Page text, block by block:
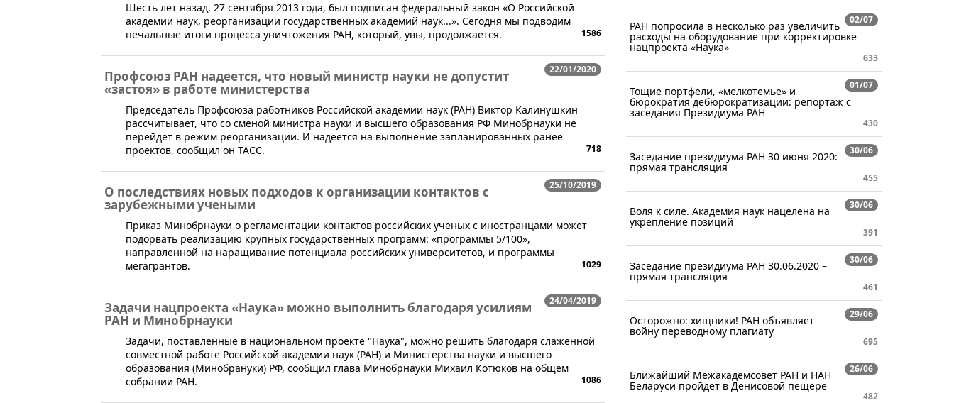
Шесть лет назад, 27 сентября 2013 года, был подписан федеральный закон «О Российской
академии наук, реорганизации государственных академий наук...». Сегодня мы подводим
печальные итоги процесса уничтожения РАН, который, увы, продолжается.
1586
22/01/2020
Профсоюз РАН надеется, что новый министр науки не допустит
«застоя» в работе министерства
​Председатель Профсоюза работников Российской академии наук (РАН) Виктор Калинушкин
рассчитывает, что со сменой министра науки и высшего образования РФ Минобрнауки не
перейдет в режим реорганизации. И надеется на выполнение запланированных ранее
проектов, сообщил он ТАСС.
718
25/10/2019
О последствиях новых подходов к организации контактов с
зарубежными учеными
​Приказ Минобрнауки о регламентации контактов российских ученых с иностранцами может
подорвать реализацию крупных государственных программ: «программы 5/100»,
направленной на наращивание потенциала российских университетов, и программы
мегагрантов.
1029
24/04/2019
Задачи нацпроекта «Наука» можно выполнить благодаря усилиям
РАН и Минобрнауки
​Задачи, поставленные в национальном проекте "Наука", можно решить благодаря слаженной
совместной работе Российской академии наук (РАН) и Министерства науки и высшего
образования (Минобрануки) РФ, сообщил глава Минобрнауки Михаил Котюков на общем
собрании РАН.
1086
02/07
РАН попросила в несколько раз увеличить
расходы на оборудование при корректировке
нацпроекта «Наука»
633
01/07
Тощие портфели, «мелкотемье» и
бюрократия дебюрократизации: репортаж с
заседания Президиума РАН
430
30/06
Заседание президиума РАН 30 июня 2020:
прямая трансляция
455
30/06
Воля к силе. Академия наук нацелена на
укрепление позиций
391
30/06
Заседание президиума РАН 30.06.2020 –
прямая трансляция
461
29/06
Осторожно: хищники! РАН объявляет
войну переводному плагиату
695
26/06
Ближайший Межакадемсовет РАН и НАН
Беларуси пройдёт в Денисовой пещере
482